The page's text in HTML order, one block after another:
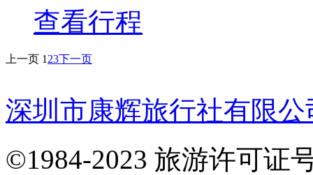
查看行程
上一页 1 23下一页
深圳市康辉旅行社有限
©1984-2023 旅游许可证